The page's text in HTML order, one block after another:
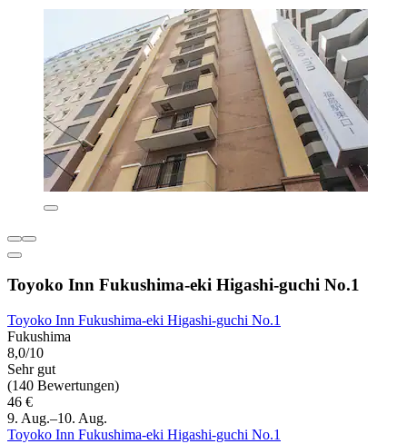
Toyoko Inn Fukushima-eki Higashi-guchi No.1
Toyoko Inn Fukushima-eki Higashi-guchi No.1
Fukushima
8,0/10
Sehr gut
(140 Bewertungen)
46 €
9. Aug.–10. Aug.
Toyoko Inn Fukushima-eki Higashi-guchi No.1